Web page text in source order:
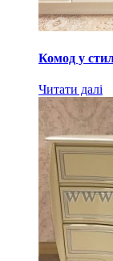
Комод у
Читати далі